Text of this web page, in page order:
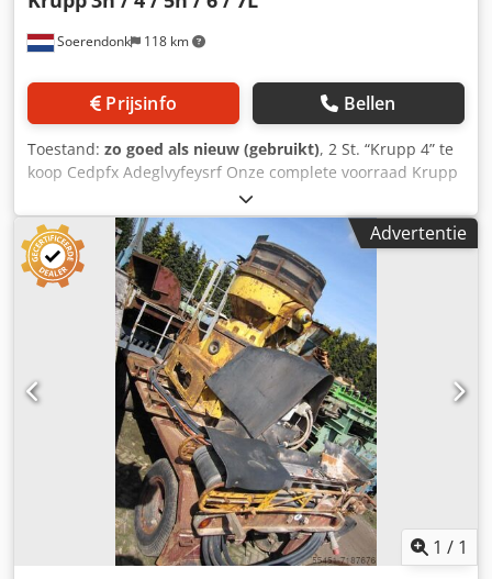
Soerendonk 118 km
Prijsinfo Bellen
Toestand: zo goed als nieuw (gebruikt), 2 St. “Krupp 4” te
koop Cedpfx Adeglvyfeysrf Onze complete voorraad Krupp
brekers vind u op onze website. Fabrikant: Krupp Type: 4
Inlaat Afmeting: 630 x 355 mm Inclusief aandrijving
Advertentie
1 / 1